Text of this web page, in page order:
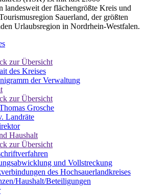
landesweit der flächengrößte Kreis und
Sauerland, der größten
Urlaubsregion in Nordrhein-Westfalen.
zur Übersicht
des Kreises
der Verwaltung
zur Übersicht
Grosche
Landräte
Haushalt
zur Übersicht
und Vollstreckung
des Hochsauerlandkreises
Haushalt/Beteiligungen